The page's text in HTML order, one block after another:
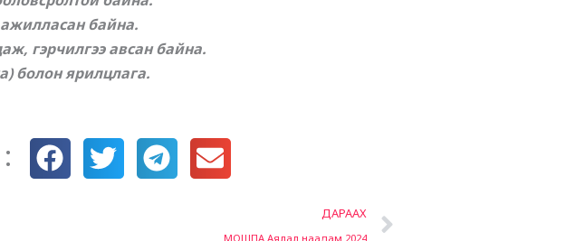
байна.
гэрчилгээ авсан байна.
болон ярилцлага.
ДАРААХ
МОШПА Аялал наадам 2024